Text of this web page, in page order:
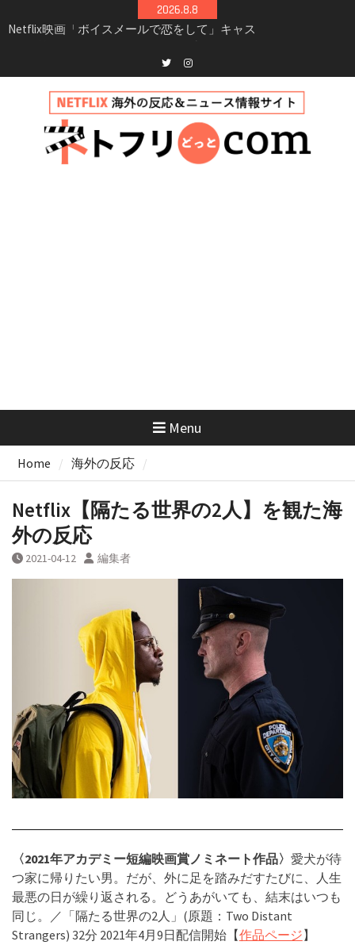
to
2026.8.8
Netflix「ハウス・オブ・ギネス」シーズン2が更
兄弟大騒動のコメディ映画「リトル・ブラザ
見どころまとめ
Netflix「アバター: 伝説の少年アン」シーズン2
完全ガイド｜キャスト・登場人物・あらすじ・
シーズン3最新情報
Twitterinstagram
Menu
Home 海外の反応
Netflix【隔たる世界の2人】を観た海
外の反応
2021-04-12 編集者
〈2021年アカデミー短編映画賞ノミネート作品〉 愛犬が待
つ家に帰りたい男。だが、外に足を踏みだすたびに、人生
最悪の日が繰り返される。どうあがいても、結末はいつも
同じ。／「隔たる世界の2人」(原題：Two Distant
Strangers) 32分 2021年4月9日配信開始【作品ページ】